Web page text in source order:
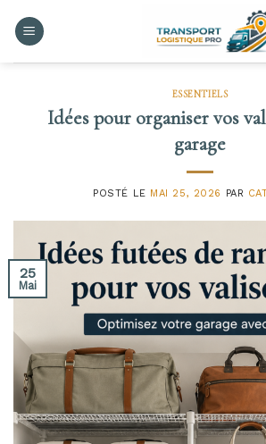
ESSENTIELS
Idées pour organiser vos
garage
POSTÉ LE MAI 25, 2026 PAR
25
Mai